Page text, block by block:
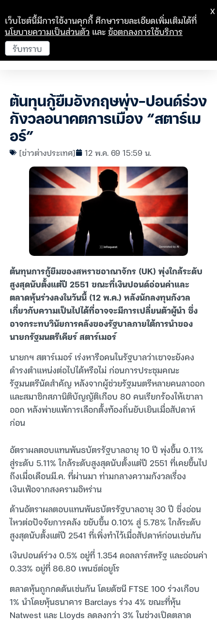
ต้นทุนกู้ยืมอังกฤษพุ่ง-ปอนด์ร่วง
กังวลอนาคตการเมือง “สตาร์เม
อร์”
[ข่าวต่างประเทศ] 12 พ.ค. 69 15:59 น.
ต้นทุนการกู้ยืมของสหราชอาณาจักร (UK) พุ่งใกล้ระดับ
สูงสุดนับตั้งแต่ปี 2551 ขณะที่เงินปอนด์อ่อนค่าและ
ตลาดหุ้นร่วงลงในวันนี้ (12 พ.ค.) หลังนักลงทุนกังวล
เกี่ยวกับความเป็นไปได้ที่อาจจะมีการเปลี่ยนตัวผู้นำ ซึ่ง
อาจกระทบวินัยการคลังของรัฐบาลภายใต้การนำของ
นายกรัฐมนตรีเคียร์ สตาร์เมอร์
นายกฯ สตาร์เมอร์ เร่งหารือคนในรัฐบาลว่าเขาจะยังคง
ดำรงตำแหน่งต่อไปได้หรือไม่ ก่อนการประชุมคณะ
รัฐมนตรีนัดสำคัญ หลังจากผู้ช่วยรัฐมนตรีหลายคนลาออก
และสมาชิกสภานิติบัญญัติเกือบ 80 คนเรียกร้องให้เขาลา
ออก หลังพ่ายแพ้การเลือกตั้งท้องถิ่นยับเยินเมื่อสัปดาห์
ก่อน
อัตราผลตอบแทนพันธบัตรรัฐบาลอายุ 10 ปี พุ่งขึ้น 0.11%
สู่ระดับ 5.11% ใกล้ระดับสูงสุดนับตั้งแต่ปี 2551 ที่เคยขึ้นไป
ถึงเมื่อเดือนมี.ค. ที่ผ่านมา ท่ามกลางความกังวลเรื่อง
เงินเฟ้อจากสงครามอิหร่าน
ด้านอัตราผลตอบแทนพันธบัตรรัฐบาลอายุ 30 ปี ซึ่งอ่อน
ไหวต่อปัจจัยการคลัง ขยับขึ้น 0.10% สู่ 5.78% ใกล้ระดับ
สูงสุดนับตั้งแต่ปี 2541 ที่เพิ่งทำไว้เมื่อสัปดาห์ก่อนเช่นกัน
เงินปอนด์ร่วง 0.5% อยู่ที่ 1.354 ดอลลาร์สหรัฐ และอ่อนค่า
0.33% อยู่ที่ 86.80 เพนซ์ต่อยูโร
ตลาดหุ้นถูกกดดันเช่นกัน โดยดัชนี FTSE 100 ร่วงเกือบ
1% นำโดยหุ้นธนาคาร Barclays ร่วง 4% ขณะที่หุ้น
Natwest และ Lloyds ลดลงกว่า 3% ในช่วงเปิดตลาด
เว็บไซต์นี้มีการใช้งานคุกกี้ ศึกษารายละเอียดเพิ่มเติมได้ที่
นโยบายความเป็นส่วนตัว และข้อตกลงการใช้บริการ
รับทราบ
X